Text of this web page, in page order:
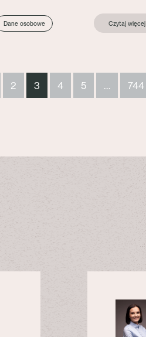
Dane osobowe Czytaj więcej
2 3 4 5 … 744